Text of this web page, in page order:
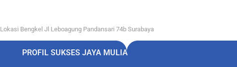
Lokasi Bengkel Jl Leboagung Pandansari 74b Surabaya
PROFIL SUKSES JAYA MULIA